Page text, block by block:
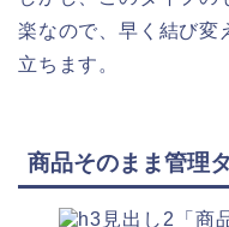
楽なので、早く結び変
立ちます。
商品そのまま管理